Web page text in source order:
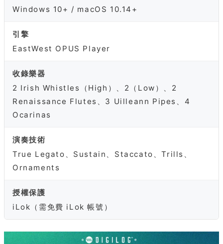
Windows 10+ / macOS 10.14+
引擎
EastWest OPUS Player
收錄樂器
2 Irish Whistles（High）、2（Low）、2
Renaissance Flutes、3 Uilleann Pipes、4
Ocarinas
演奏技術
True Legato、Sustain、Staccato、Trills、
Ornaments
授權保護
iLok（需免費 iLok 帳號）